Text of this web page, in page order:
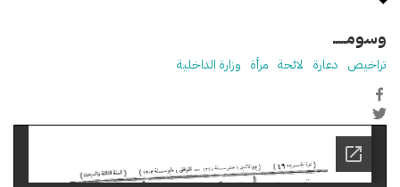
وسومـــــ
تراخيص دعارة لائحة مرأة وزارة الداخلية